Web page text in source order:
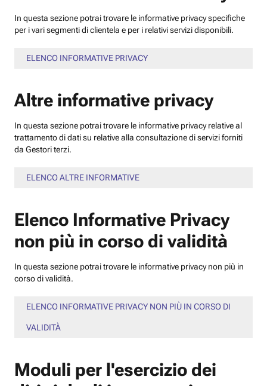
In questa sezione potrai trovare le informative privacy specifiche
per i vari segmenti di clientela e per i relativi servizi disponibili.
ELENCO INFORMATIVE PRIVACY
Altre informative privacy
In questa sezione potrai trovare le informative privacy relative al
trattamento di dati su relative alla consultazione di servizi forniti
da Gestori terzi.
ELENCO ALTRE INFORMATIVE
Elenco Informative Privacy
non più in corso di validità
In questa sezione potrai trovare le informative privacy non più in
corso di validità.
ELENCO INFORMATIVE PRIVACY NON PIÙ IN CORSO DI
VALIDITÀ
Moduli per l'esercizio dei